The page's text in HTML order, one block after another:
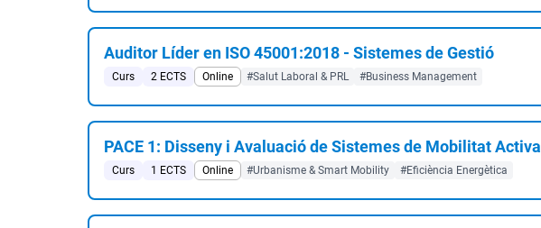
Auditor Líder en ISO 45001:2018 - Sistemes de Gestió
Curs 2 ECTS Online #Salut Laboral & PRL #Business Management
PACE 1: Disseny i Avaluació de Sistemes de Mobilitat Activa
Curs 1 ECTS Online #Urbanisme & Smart Mobility #Eficiència Energètica